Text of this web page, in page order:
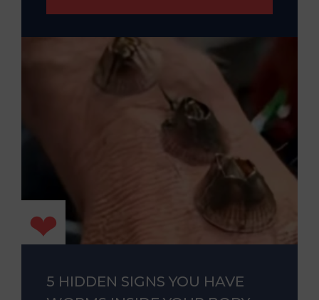
5 HIDDEN SIGNS YOU HAVE